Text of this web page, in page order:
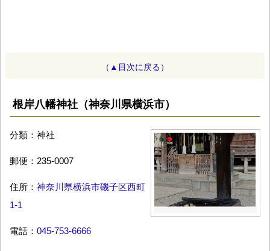
（▲目次に戻る）
根岸八幡神社（神奈川県横浜市）
分類：神社
郵便：235-0007
住所： 神奈川県横浜市磯子区西町
1-1
電話： 045-753-6666